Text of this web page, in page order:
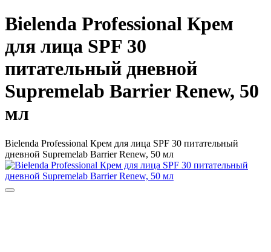
Bielenda Professional Крем
для лица SPF 30
питательный дневной
Supremelab Barrier Renew, 50
мл
Bielenda Professional Крем для лица SPF 30 питательный
дневной Supremelab Barrier Renew, 50 мл